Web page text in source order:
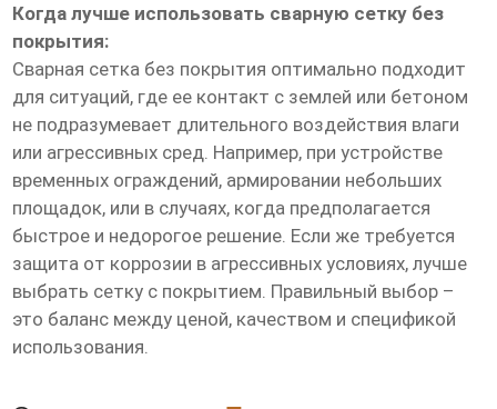
Когда лучше использовать сварную сетку без
покрытия:
Сварная сетка без покрытия оптимально подходит
для ситуаций, где ее контакт с землей или бетоном
не подразумевает длительного воздействия влаги
или агрессивных сред. Например, при устройстве
временных ограждений, армировании небольших
площадок, или в случаях, когда предполагается
быстрое и недорогое решение. Если же требуется
защита от коррозии в агрессивных условиях, лучше
выбрать сетку с покрытием. Правильный выбор –
это баланс между ценой, качеством и спецификой
использования.